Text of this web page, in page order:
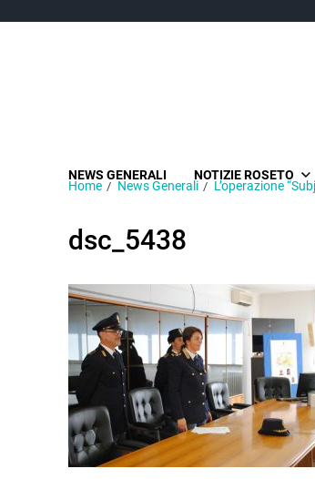
NEWS GENERALI NOTIZIE ROSETO
Home News Generali L’operazione
dsc_5438